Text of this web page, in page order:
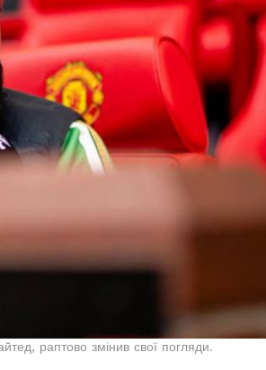
раптово змінив свої погляди.